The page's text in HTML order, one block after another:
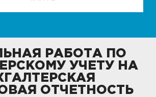
РАБОТА ПО
УЧЕТУ НА
ОТЧЕТНОСТЬ